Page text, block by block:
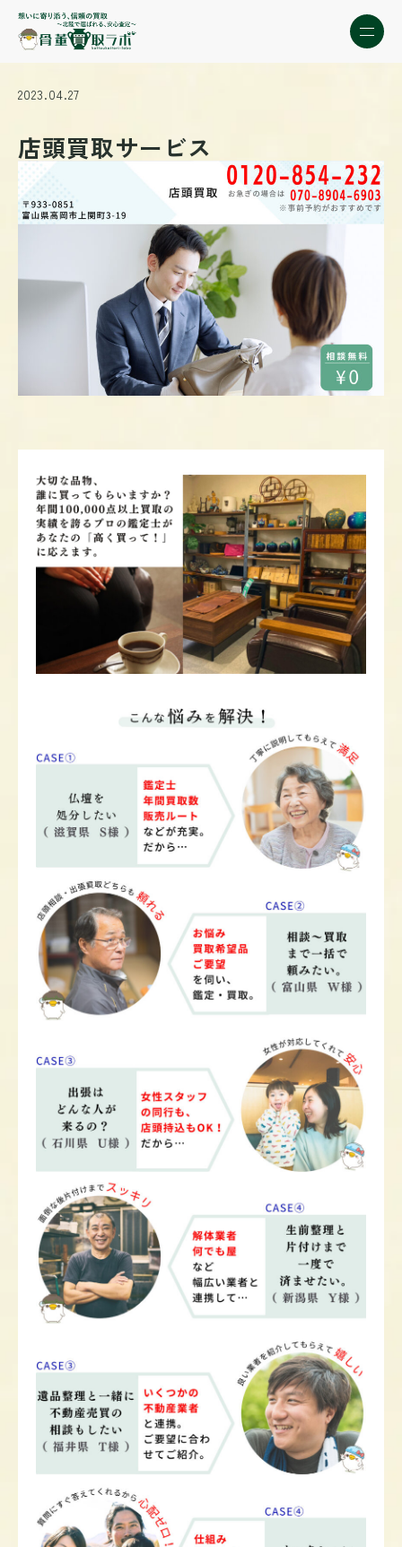
2023.04.27
店頭買取サービス